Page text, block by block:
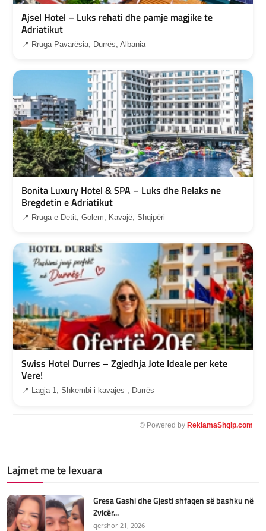
Ajsel Hotel – Luks rehati dhe pamje magjike te
Adriatikut
📍 Rruga Pavarësia, Durrës, Albania
Bonita Luxury Hotel & SPA – Luks dhe Relaks ne
Bregdetin e Adriatikut
📍 Rruga e Detit, Golem, Kavajë, Shqipëri
Swiss Hotel Durres – Zgjedhja Jote Ideale per kete
Vere!
📍 Lagja 1, Shkembi i kavajes , Durrës
© Powered by ReklamaShqip.com
Lajmet me te lexuara
Gresa Gashi dhe Gjesti shfaqen së bashku në
Zvicër...
qershor 21, 2026